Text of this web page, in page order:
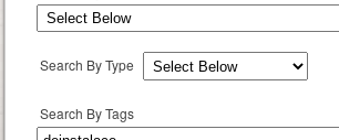
Search By Type
Search By Tags